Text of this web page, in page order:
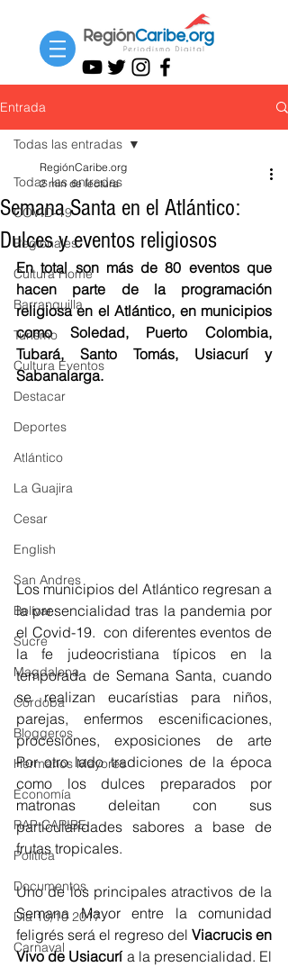
Entrada
Todas las entradas
COVID-19
Regionales
Cultura Home
Barranquilla
Turismo
Cultura Eventos
Destacar
Deportes
Atlántico
La Guajira
Cesar
English
San Andres
Bolívar
Sucre
Magdalena
Córdoba
Bloggeros
Hermanos Mayores
Economía
RAP CARIBE
Política
Documentos
Día 10/10 2017
Carnaval
Todas las entradas
Semana Santa en el Atlántico:
Dulces y eventos religiosos
RegiónCaribe.org
2 min de lectura
En total son más de 80 eventos que
hacen parte de la programación
religiosa en el Atlántico, en municipios
como Soledad, Puerto Colombia,
Tubará, Santo Tomás, Usiacurí y
Sabanalarga.
Los municipios del Atlántico regresan a
la presencialidad tras la pandemia por
el Covid-19.  con diferentes eventos de
la fe judeocristiana típicos en la
temporada de Semana Santa, cuando
se realizan eucarístias para niños,
parejas, enfermos escenificaciones,
procesiones, exposiciones de arte
Por otro lado tradiciones de la época
como los dulces preparados por
matronas deleitan con sus
particularidades sabores a base de
frutas tropicales.
Uno de los principales atractivos de la
Semana Mayor entre la comunidad
feligrés será el regreso del Viacrucis en
Vivo de Usiacurí a la presencialidad. El